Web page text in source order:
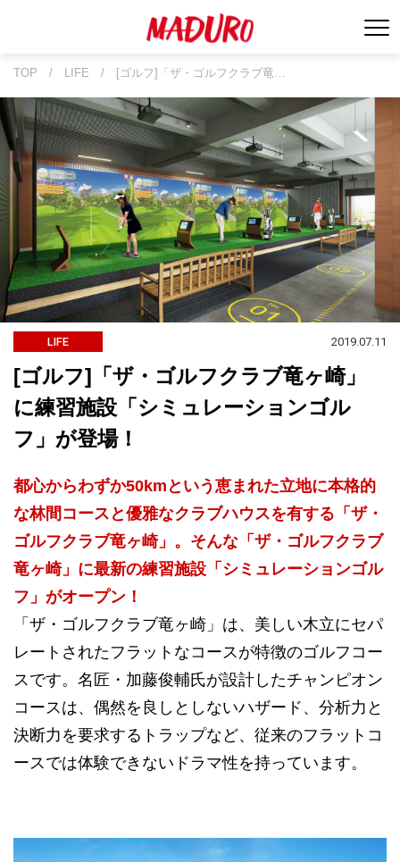
TOP / LIFE / [ゴルフ]「ザ・ゴルフクラブ竜…
LIFE 2019.07.11
[ゴルフ]「ザ・ゴルフクラブ竜ヶ崎」
に練習施設「シミュレーションゴル
フ」が登場！
都心からわずか50kmという恵まれた立地に本格的
な林間コースと優雅なクラブハウスを有する「ザ・
ゴルフクラブ竜ヶ崎」。そんな「ザ・ゴルフクラブ
竜ヶ崎」に最新の練習施設「シミュレーションゴル
フ」がオープン！
「ザ・ゴルフクラブ竜ヶ崎」は、美しい木立にセパ
レートされたフラットなコースが特徴のゴルフコー
スです。名匠・加藤俊輔氏が設計したチャンピオン
コースは、偶然を良しとしないハザード、分析力と
決断力を要求するトラップなど、従来のフラットコ
ースでは体験できないドラマ性を持っています。